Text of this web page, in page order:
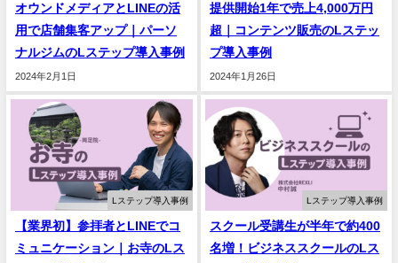
オウンドメディアとLINEの活
用で店舗集客アップ｜パーソ
ナルジムのLステップ導入事例
2024年2月1日
提供開始1年で売上4,000万円
超｜コンテンツ販売のLステッ
プ導入事例
2024年1月26日
Lステップ導入事例
【業界初】参拝者とLINEでコ
ミュニケーション｜お寺のLス
Lステップ導入事例
スクール受講生が半年で約400
名増！ビジネススクールのLス